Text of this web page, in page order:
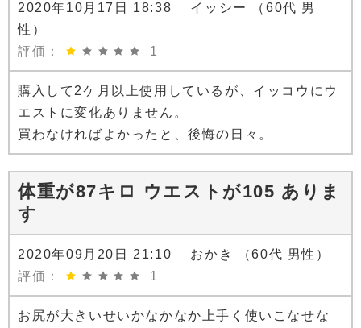
2020年10月17日 18:38 イッシー （60代 男
性）
評価：
1
購入して2ケ月以上使用しているが、イッコウにウ
エストに変化ありません。
買わなければよかったと、後悔の日々。
体重が87キロ ウエストが105 ありま
す
2020年09月20日 21:10 おかき （60代 男性）
評価：
1
お尻が大きいせいかなかなか上手く使いこなせな